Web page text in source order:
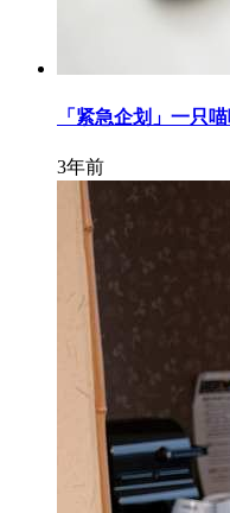
「紧急企划」一只
3年前